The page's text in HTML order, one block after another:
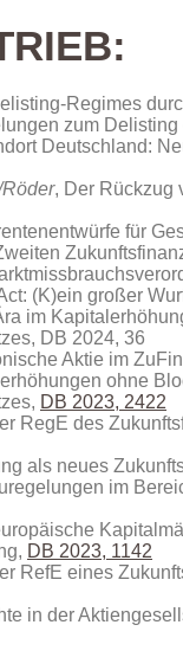
Regimes
zum
Deutschland:
, Der Rückzug
für
(K)ein großer
im
DB 2024, 36
Aktie im
ohne
DB 2023, 2422
RegE des
als neues
im
DB 2023, 1142
RefE eines
in der